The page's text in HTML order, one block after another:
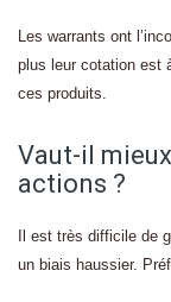
Les warrants ont
plus leur cotation est
ces produits.
Vaut-il
actions ?
Il est très difficile de
un biais haussier.